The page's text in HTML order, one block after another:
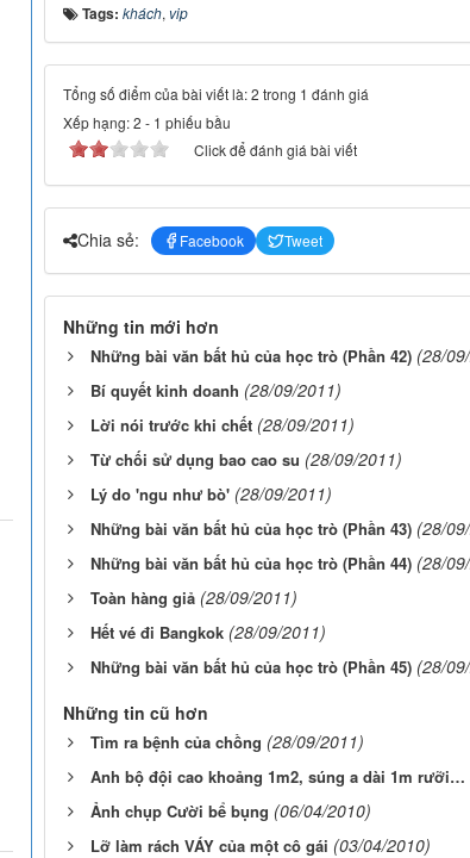
Tags: khách, vip
Tổng số điểm của bài viết là: 2 trong 1 đánh giá
Xếp hạng:2 - 1 phiếu bầu
Click để đánh giá bài viết
Chia sẻ: Facebook Tweet
Những tin mới hơn
Những bài văn bất hủ của học trò (Phần 42) (28/
Bí quyết kinh doanh (28/09/2011)
Lời nói trước khi chết (28/09/2011)
Từ chối sử dụng bao cao su (28/09/2011)
Lý do 'ngu như bò' (28/09/2011)
Những bài văn bất hủ của học trò (Phần 43) (28/
Những bài văn bất hủ của học trò (Phần 44) (28/
Toàn hàng giả (28/09/2011)
Hết vé đi Bangkok (28/09/2011)
Những bài văn bất hủ của học trò (Phần 45) (28/
Những tin cũ hơn
Tìm ra bệnh của chồng (28/09/2011)
Anh bộ đội cao khoảng 1m2, súng a dài 1m rưỡi…
Ảnh chụp Cười bể bụng (06/04/2010)
Lỡ làm rách VÁY của một cô gái (03/04/2010)